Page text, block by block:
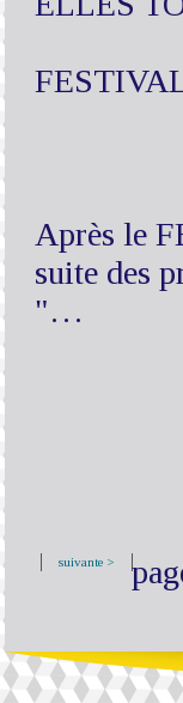
Après le
suite des
"…
suivante >